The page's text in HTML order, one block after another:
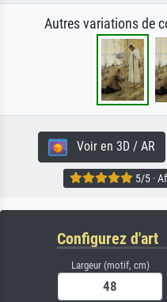
Autres variations de
Voir en 3D / AR
5/5 ·
Configurez d'art
Largeur (motif, cm)